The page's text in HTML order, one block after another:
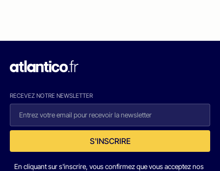
RECEVEZ NOTRE NEWSLETTER
S'INSCRIRE
En cliquant sur s'inscrire, vous confirmez que vous acceptez nos